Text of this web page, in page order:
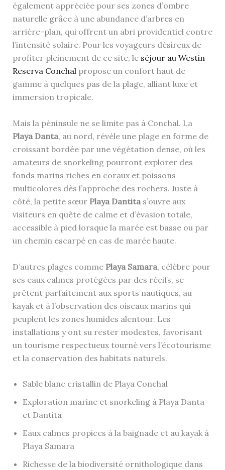
également appréciée pour ses zones d’ombre
naturelle grâce à une abundance d’arbres en
arrière-plan, qui offrent un abri providentiel contre
l’intensité solaire. Pour les voyageurs désireux de
profiter pleinement de ce site, le séjour au Westin
Reserva Conchalpropose un confort haut de
gamme à quelques pas de la plage, alliant luxe et
immersion tropicale.
Mais la péninsule ne se limite pas à Conchal. La
Playa Danta, au nord, révèle une plage en forme de
croissant bordée par une végétation dense, où les
amateurs de snorkeling pourront explorer des
fonds marins riches en coraux et poissons
multicolores dès l’approche des rochers. Juste à
côté, la petite sœur Playa Dantitas’ouvre aux
visiteurs en quête de calme et d’évasion totale,
accessible à pied lorsque la marée est basse ou par
un chemin escarpé en cas de marée haute.
D’autres plages comme Playa Samara, célèbre pour
ses eaux calmes protégées par des récifs, se
prêtent parfaitement aux sports nautiques, au
kayak et à l’observation des oiseaux marins qui
peuplent les zones humides alentour. Les
installations y ont su rester modestes, favorisant
un tourisme respectueux tourné vers l’écotourisme
et la conservation des habitats naturels.
Sable blanc cristallin de Playa Conchal
Exploration marine et snorkeling à Playa Danta
et Dantita
Eaux calmes propices à la baignade et au kayak à
Playa Samara
Richesse de la biodiversité ornithologique dans